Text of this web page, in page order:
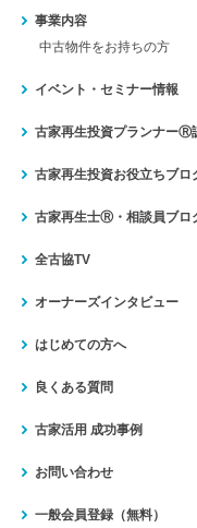
事業内容
中古物件をお持ちの方
イベント・セミナー情報
古家再生投資プランナーⓇ
古家再生投資お役立ちブロ
古家再生士Ⓡ・相談員ブロ
全古協TV
オーナーズインタビュー
はじめての方へ
良くある質問
古家活用 成功事例
お問い合わせ
一般会員登録（無料）